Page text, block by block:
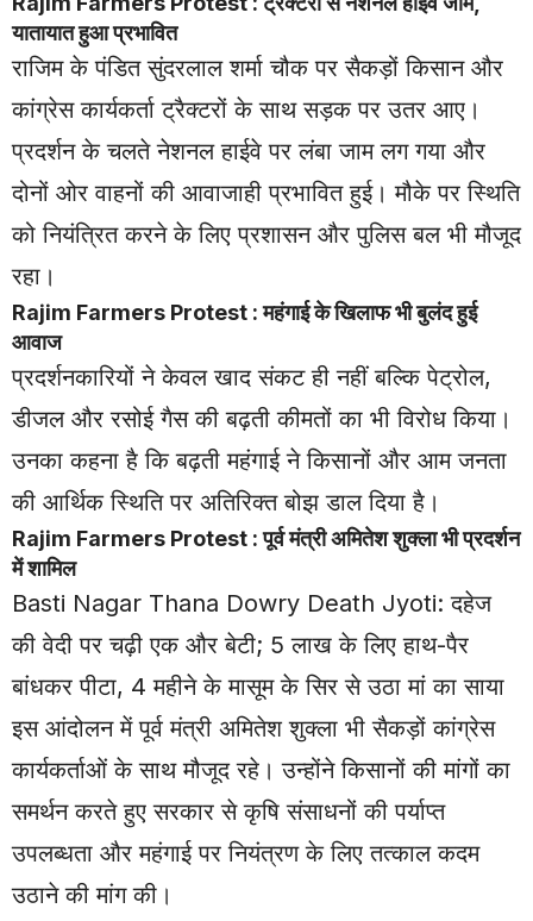
यातायात हुआ प्रभावित
राजिम के पंडित सुंदरलाल शर्मा चौक पर सैकड़ों किसान और
कांग्रेस कार्यकर्ता ट्रैक्टरों के साथ सड़क पर उतर आए।
प्रदर्शन के चलते नेशनल हाईवे पर लंबा जाम लग गया और
दोनों ओर वाहनों की आवाजाही प्रभावित हुई। मौके पर स्थिति
को नियंत्रित करने के लिए प्रशासन और पुलिस बल भी मौजूद
रहा।
Rajim Farmers Protest : महंगाई के खिलाफ भी बुलंद हुई
आवाज
प्रदर्शनकारियों ने केवल खाद संकट ही नहीं बल्कि पेट्रोल,
डीजल और रसोई गैस की बढ़ती कीमतों का भी विरोध किया।
उनका कहना है कि बढ़ती महंगाई ने किसानों और आम जनता
की आर्थिक स्थिति पर अतिरिक्त बोझ डाल दिया है।
Rajim Farmers Protest : पूर्व मंत्री अमितेश शुक्ला भी प्रदर्शन
में शामिल
Basti Nagar Thana Dowry Death Jyoti: दहेज
की वेदी पर चढ़ी एक और बेटी; 5 लाख के लिए हाथ-पैर
बांधकर पीटा, 4 महीने के मासूम के सिर से उठा मां का साया
इस आंदोलन में पूर्व मंत्री अमितेश शुक्ला भी सैकड़ों कांग्रेस
कार्यकर्ताओं के साथ मौजूद रहे। उन्होंने किसानों की मांगों का
समर्थन करते हुए सरकार से कृषि संसाधनों की पर्याप्त
उपलब्धता और महंगाई पर नियंत्रण के लिए तत्काल कदम
उठाने की मांग की।